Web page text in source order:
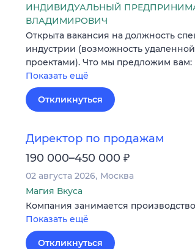
ИНДИВИДУАЛЬНЫЙ
ВЛАДИМИРОВИЧ
Открыта вакансия на должность
индустрии (возможность
проектами). Что мы предложим вам:
Показать ещё
Откликнуться
Директор по продажам
190 000–450 000 ₽
02 августа 2026 Москва
Магия Вкуса
Компания занимается
Показать ещё
Откликнуться